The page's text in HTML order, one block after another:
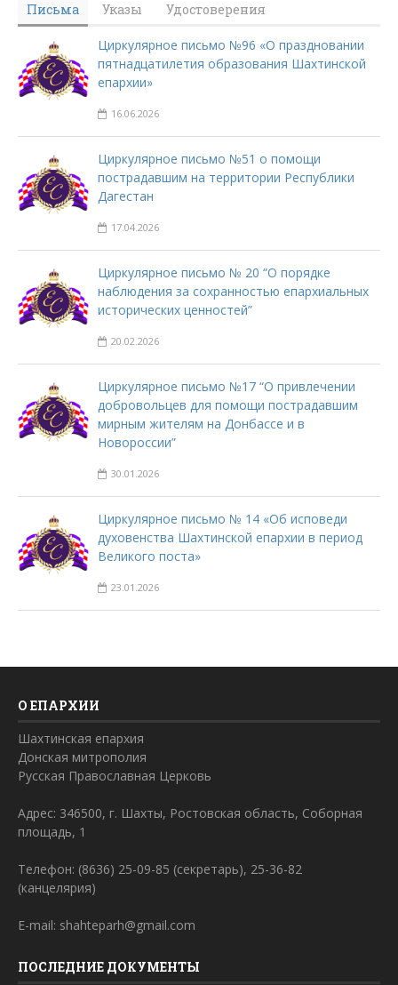
Письма
Указы Удостоверения
Циркулярное письмо №96 «О праздновании
пятнадцатилетия образования Шахтинской
епархии»
16.06.2026
Циркулярное письмо №51 о помощи
пострадавшим на территории Республики
Дагестан
17.04.2026
Циркулярное письмо № 20 “О порядке
наблюдения за сохранностью епархиальных
исторических ценностей”
20.02.2026
Циркулярное письмо №17 “О привлечении
добровольцев для помощи пострадавшим
мирным жителям на Донбассе и в
Новороссии”
30.01.2026
Циркулярное письмо № 14 «Об исповеди
духовенства Шахтинской епархии в период
Великого поста»
23.01.2026
О ЕПАРХИИ
Шахтинская епархия
Донская митрополия
Русская Православная Церковь
Адрес: 346500, г. Шахты, Ростовская область, Соборная
площадь, 1
Телефон: (8636) 25-09-85 (секретарь), 25-36-82
(канцелярия)
E-mail: shahteparh@gmail.com
ПОСЛЕДНИЕ ДОКУМЕНТЫ